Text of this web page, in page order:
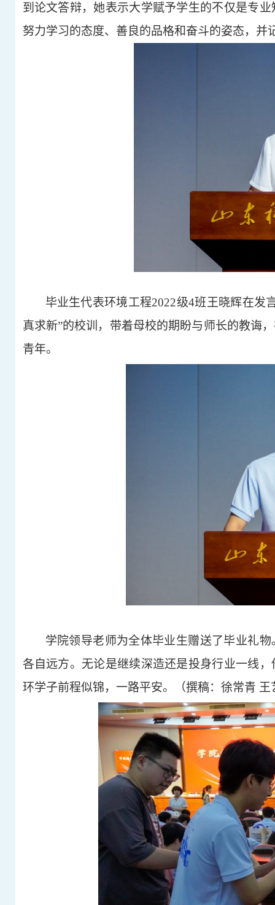
到 论文答辩，她表示大学赋予学生的不仅是专
努力学习的态度、善良的品格和奋斗的姿态，并
毕业生代表环境工程2022级4班王晓辉在发
真求新”的校训，带着母校的期盼与师长的教诲
青年。
学院领导老师为全体毕业生赠送了毕业礼
各自远方。无论是继续深造还是投身行业一线
环学子前程似锦，一路平安。
（撰稿：徐常青 王